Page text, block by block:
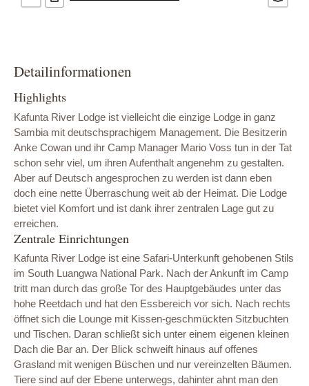
Detailinformationen
Highlights
Kafunta River Lodge ist vielleicht die einzige Lodge in ganz
Sambia mit deutschsprachigem Management. Die Besitzerin
Anke Cowan und ihr Camp Manager Mario Voss tun in der Tat
schon sehr viel, um ihren Aufenthalt angenehm zu gestalten.
Aber auf Deutsch angesprochen zu werden ist dann eben
doch eine nette Überraschung weit ab der Heimat. Die Lodge
bietet viel Komfort und ist dank ihrer zentralen Lage gut zu
erreichen.
Zentrale Einrichtungen
Kafunta River Lodge ist eine Safari-Unterkunft gehobenen Stils
im South Luangwa National Park. Nach der Ankunft im Camp
tritt man durch das große Tor des Hauptgebäudes unter das
hohe Reetdach und hat den Essbereich vor sich. Nach rechts
öffnet sich die Lounge mit Kissen-geschmückten Sitzbuchten
und Tischen. Daran schließt sich unter einem eigenen kleinen
Dach die Bar an. Der Blick schweift hinaus auf offenes
Grasland mit wenigen Büschen und nur vereinzelten Bäumen.
Tiere sind auf der Ebene unterwegs, dahinter ahnt man den